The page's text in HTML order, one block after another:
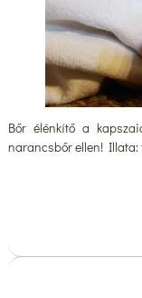
Bőr élénkítő a
narancsbőr ellen! Illata: